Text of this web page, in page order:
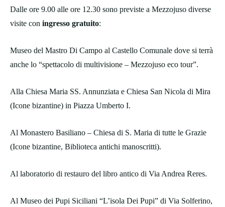
Dalle ore 9.00 alle ore 12.30 sono previste a Mezzojuso diverse
visite con ingresso gratuito:
Museo del Mastro Di Campo al Castello Comunale dove si terrà
anche lo “spettacolo di multivisione – Mezzojuso eco tour”.
Alla Chiesa Maria SS. Annunziata e Chiesa San Nicola di Mira
(Icone bizantine) in Piazza Umberto I.
Al Monastero Basiliano – Chiesa di S. Maria di tutte le Grazie
(Icone bizantine, Biblioteca antichi manoscritti).
Al laboratorio di restauro del libro antico di Via Andrea Reres.
Al Museo dei Pupi Siciliani “L’isola Dei Pupi” di Via Solferino,